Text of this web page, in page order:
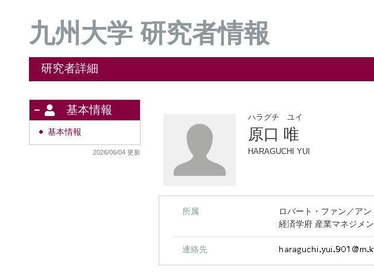
九州大学 研究者情報
研究者詳細
基本情報
◆ 基本情報
2026/06/04 更新
ハラグチ ユイ
原口 唯
HARAGUCHI YUI
所属
ロバート・ファン／ア
経済学府 産業マネジメ
連絡先